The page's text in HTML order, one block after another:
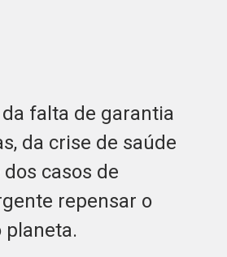
falta de garantia
da crise de saúde
casos de
repensar o
planeta.